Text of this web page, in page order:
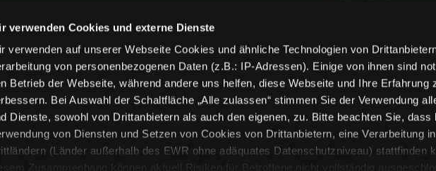
verwenden Cookies und externe Dienste
verwenden auf unserer Webseite Cookies und ähnliche Technologien von
von personenbezogenen Daten (z.B.: IP-Adressen). Einige von ihnen sind
Betrieb der Webseite, während andere uns helfen, diese Webseite und Ihre Erfahrung
Bei Auswahl der Schaltfläche „Alle zulassen“ stimmen Sie der Verwendung
Dienste, sowohl von Drittanbietern als auch den eigenen, zu. Bitte beachten Sie, dass
von Diensten und Setzen von Cookies von Drittanbietern, eine Verarbeitung
(Länder außerhalb des EWR ohne adäquates Datenschutzniveau) stattfinden
Zusammenhang können aktuell Risiken für Betroffene nicht vollständig
Feedback
Kontakt
Über uns
Jobs
Medienwunsch
FAQs